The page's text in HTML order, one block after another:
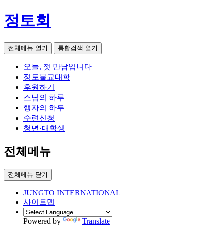
정토회
전체메뉴 열기 통합검색 열기
오늘, 첫 만남입니다
정토불교대학
후원하기
스님의 하루
행자의 하루
수련신청
청년·대학생
전체메뉴
전체메뉴 닫기
JUNGTO INTERNATIONAL
사이트맵
Powered by Translate